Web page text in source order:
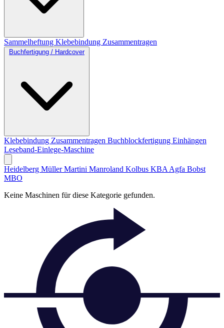
Sammelheftung Klebebindung Zusammentragen
Buchfertigung / Hardcover
Klebebindung Zusammentragen Buchblockfertigung Einhängen
Leseband-Einlege-Maschine
Heidelberg Müller Martini Manroland Kolbus KBA Agfa Bobst
MBO
Keine Maschinen für diese Kategorie gefunden.